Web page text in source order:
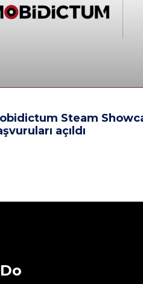
Steam
açıldı